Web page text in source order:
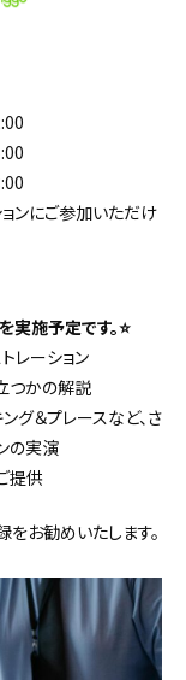
ンにご参加いただけ
実施予定です。⭐
レーション
つかの解説
グ＆プレースなど、さ
の実演
提供
お勧めいたします。